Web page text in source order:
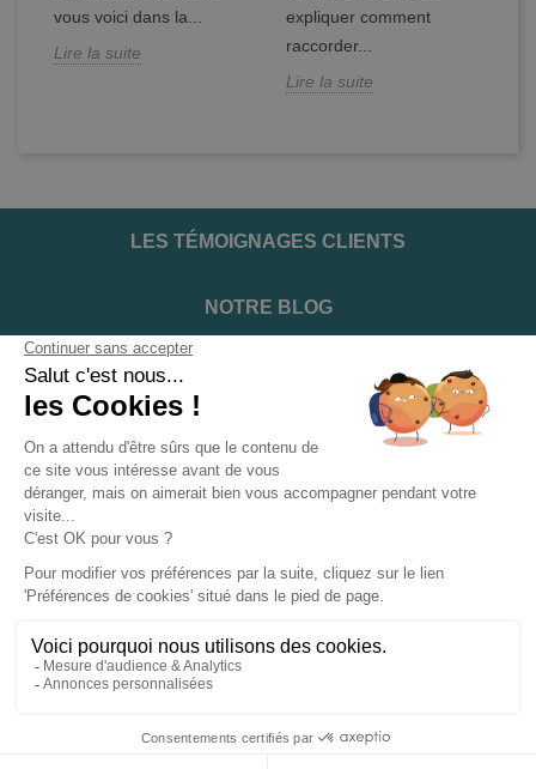
vous voici dans la...
Lire la suite
expliquer comment
raccorder...
Lire la suite
LES TÉMOIGNAGES CLIENTS
NOTRE BLOG
DEVENIR INSTALLATEUR
NOTRE SERVICE APRÈS VENTE
NOS PARTENAIRES OFFICIELS
INFORMATIONS ET CONDITIONS